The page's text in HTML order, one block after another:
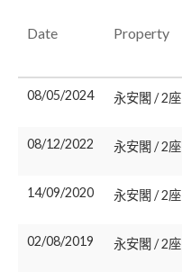
Date Property
08/05/2024 永安閣 / 2座
08/12/2022 永安閣 / 2座
14/09/2020 永安閣 / 2座
02/08/2019 永安閣 / 2座